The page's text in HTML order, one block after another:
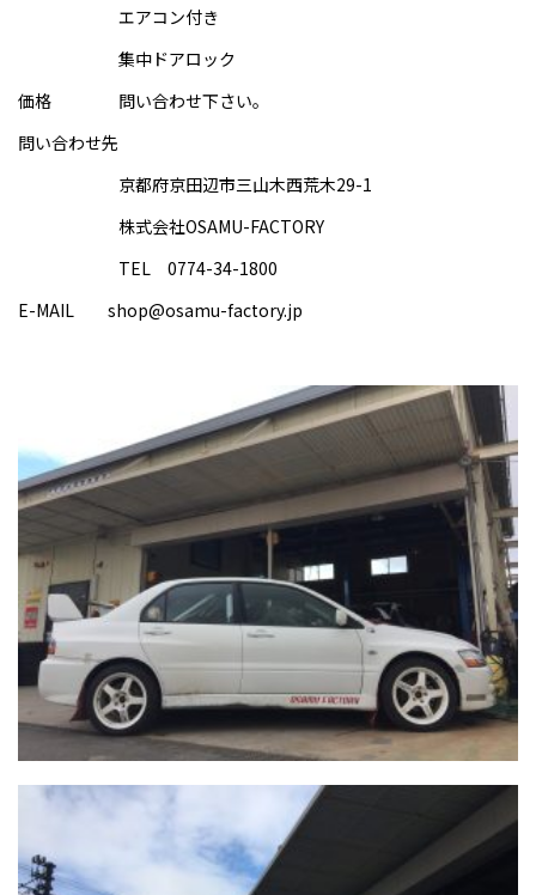
エアコン付き
集中ドアロック
価格 問い合わせ下さい。
問い合わせ先
京都府京田辺市三山木西荒木29-1
株式会社OSAMU-FACTORY
TEL 0774-34-1800
E-MAIL shop@osamu-factory.jp